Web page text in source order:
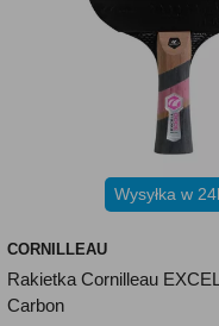
Wysyłka w
CORNILLEAU
Rakietka Cornilleau
Carbon